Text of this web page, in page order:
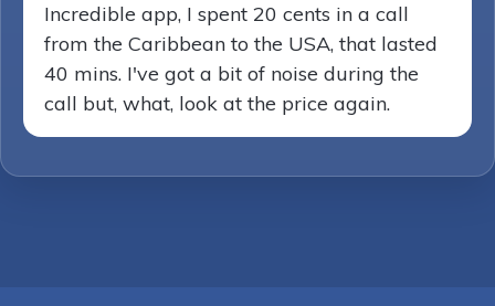
Incredible app, I spent 20 cents in a call
from the Caribbean to the USA, that lasted
40 mins. I've got a bit of noise during the
call but, what, look at the price again.